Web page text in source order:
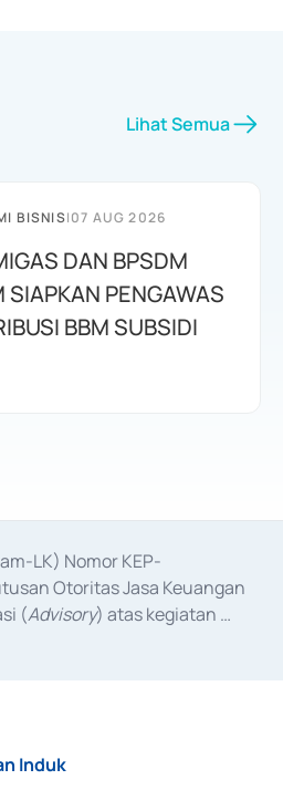
Lihat Semua
BISNIS|07 AUG 2026
DAN BPSDM
SIAPKAN PENGAWAS
BBM SUBSIDI
LK) Nomor KEP-
Otoritas Jasa Keuangan
(Advisory) atas kegiatan
Induk